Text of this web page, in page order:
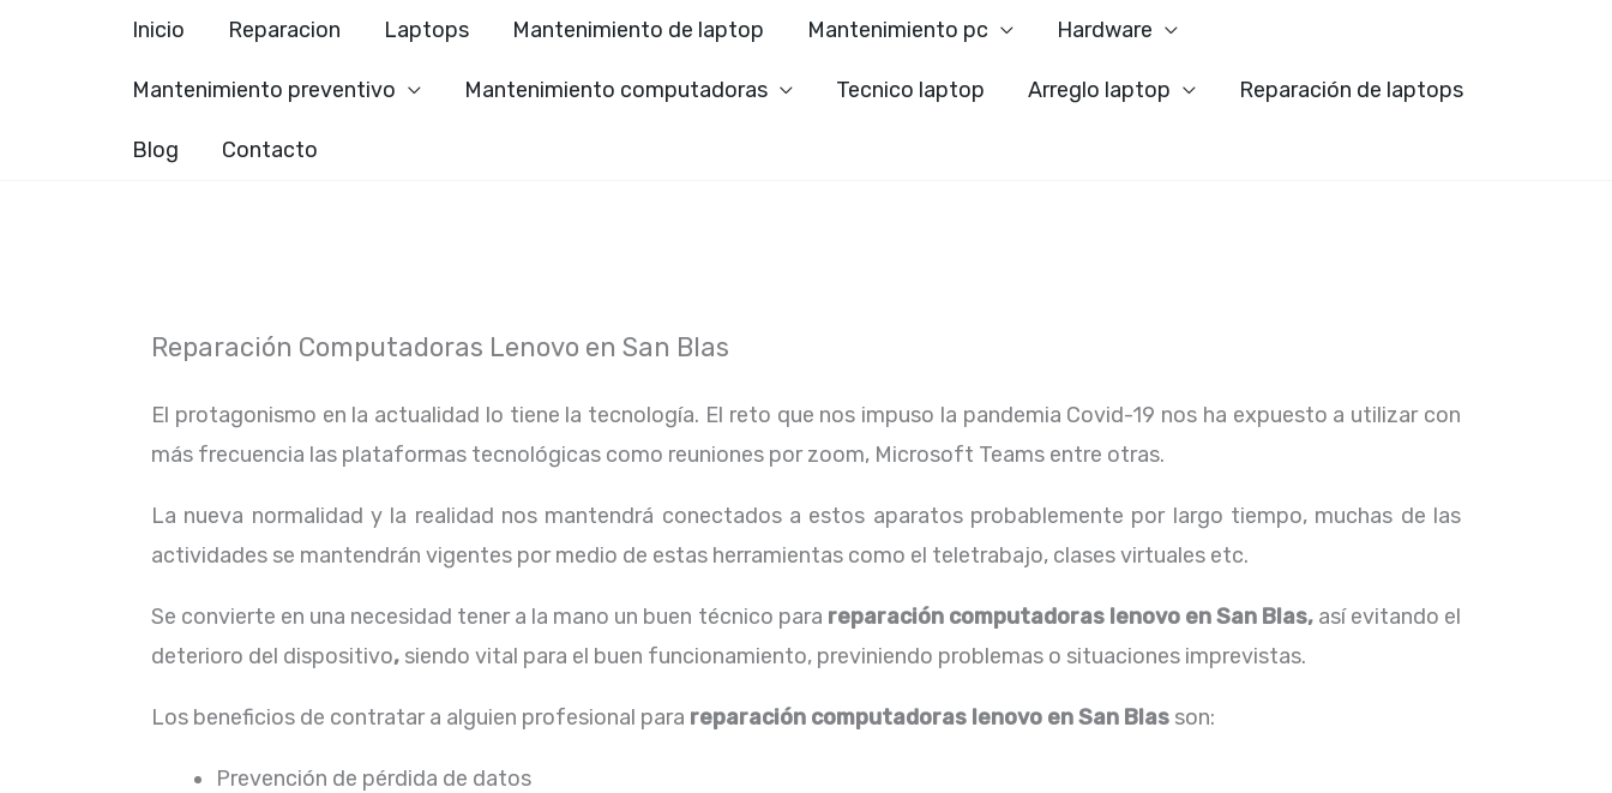
Inicio Reparacion Laptops Mantenimiento de laptop Mantenimiento pc Hardware
Mantenimiento preventivo Mantenimiento computadoras Tecnico laptop Arreglo laptop Reparación de laptops
Blog Contacto
Reparación Computadoras Lenovo en San Blas
El protagonismo en la actualidad lo tiene la tecnología. El reto que nos impuso la pandemia Covid-19 nos ha expuesto a utilizar con
más frecuencia las plataformas tecnológicas como reuniones por zoom, Microsoft Teams entre otras.
La nueva normalidad y la realidad nos mantendrá conectados a estos aparatos probablemente por largo tiempo, muchas de las
actividades se mantendrán vigentes por medio de estas herramientas como el teletrabajo, clases virtuales etc.
Se convierte en una necesidad tener a la mano un buen técnico para reparación computadoras lenovo en San Blas, así evitando el
deterioro del dispositivo, siendo vital para el buen funcionamiento, previniendo problemas o situaciones imprevistas.
Los beneficios de contratar a alguien profesional para reparación computadoras lenovo en San Blas son:
Prevención de pérdida de datos